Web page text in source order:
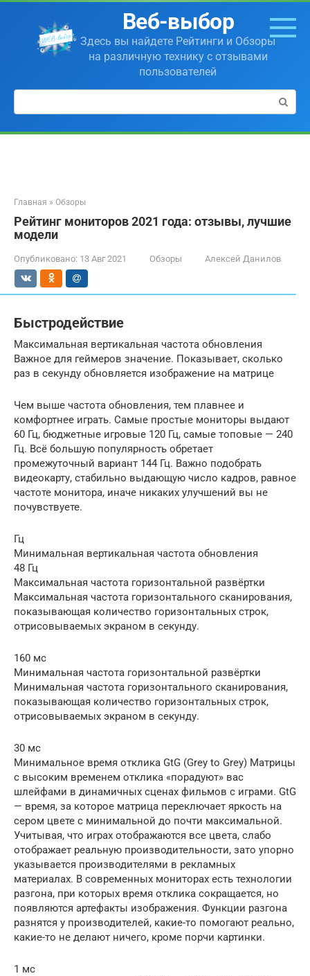
Перейти
контенту
Веб-выбор
Здесь вы найдете Рейтинги и Обзоры
на различную технику с отзывами
пользователей
Поиск:
Главная » Обзоры
Рейтинг мониторов 2021 года: отзывы, лучшие
модели
Опубликовано: 13 Авг 2021 Обзоры Алексей Данилов
Быстродействие
Максимальная вертикальная частота обновления
Важное для геймеров значение. Показывает, сколько
раз в секунду обновляется изображение на матрице
Чем выше частота обновления, тем плавнее и
комфортнее играть. Самые простые мониторы выдают
60 Гц, бюджетные игровые 120 Гц, самые топовые — 240
Гц. Всё большую популярность обретает
промежуточный вариант 144 Гц. Важно подобрать
видеокарту, стабильно выдающую число кадров, равное
частоте монитора, иначе никаких улучшений вы не
почувствуете.
Гц
Минимальная вертикальная частота обновления
48 Гц
Максимальная частота горизонтальной развёртки
Максимальная частота горизонтального сканирования,
показывающая количество горизонтальных строк,
отрисовываемых экраном в секунду.
160 мс
Минимальная частота горизонтальной развёртки
Минимальная частота горизонтального сканирования,
показывающая количество горизонтальных строк,
отрисовываемых экраном в секунду.
30 мс
Минимальное время отклика GtG (Grey to Grey) Матрицы
с высоким временем отклика «порадуют» вас
шлейфами в динамичных сценах фильмов с играми. GtG
— время, за которое матрица переключает яркость на
сером цвете с минимальной до почти максимальной.
Учитывая, что играх отображаются все цвета, слабо
отображает реальную производительности, зато упорно
указывается производителями в рекламных
материалах. В современных мониторах есть технологии
разгона, при которых время отклика сокращается, но
появляются артефакты изображения. Функции разгона
разнятся у производителей, какие-то помогают реально,
какие-то не делают ничего, кроме порчи картинки.
1 мс